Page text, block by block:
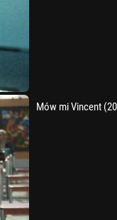
Mów mi Vincent